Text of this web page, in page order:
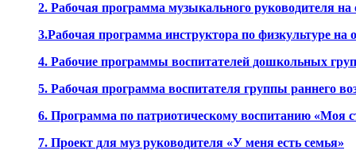
2. Рабочая программа музыкального руководителя
3.Рабочая программа инструктора по физкультуре
4. Рабочие программы воспитателей дошкольных
5. Рабочая программа воспитателя группы раннего
6. Программа по патриотическому воспитанию «Моя
7. Проект для муз руководителя «У меня есть семья»